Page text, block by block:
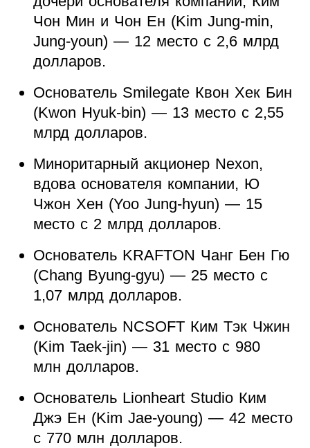
Чон Мин и Чон Ен (Kim Jung-min,
Jung-youn) — 12 место с 2,6 млрд
долларов.
Основатель Smilegate Квон Хек Бин
(Kwon Hyuk-bin) — 13 место с 2,55
млрд долларов.
Миноритарный акционер Nexon,
вдова основателя компании, Ю
Чжон Хен (Yoo Jung-hyun) — 15
место с 2 млрд долларов.
Основатель KRAFTON Чанг Бен Гю
(Chang Byung-gyu) — 25 место с
1,07 млрд долларов.
Основатель NCSOFT Ким Тэк Чжин
(Kim Taek-jin) — 31 место с 980
млн долларов.
Основатель Lionheart Studio Ким
Джэ Ен (Kim Jae-young) — 42 место
с 770 млн долларов.